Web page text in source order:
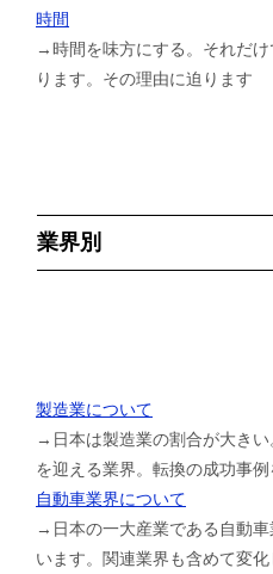
時間
→時間を味方にする。それだ
ります。その理由に迫ります
業界別
製造業について
→日本は製造業の割合が大き
を迎える業界。転換の成功事
自動車業界について
→日本の一大産業である自動
います。関連業界も含めて変